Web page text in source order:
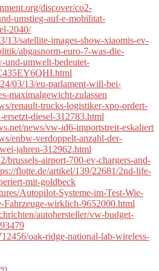
discover/co2-
umstieg-auf-e-mobilitat-
2040/
13/satellite-images-show-xiaomis-ev-
abgasnorm-euro-7-was-die-
und-umwelt-bedeutet-
03/13/eu-parlament-will-bei-
maximalgewicht-zulassen
renault-trucks-logistiker-xpo-ordert-
diesel-312783.html
news/vw-id6-importstreit-eskaliert
enbw-verdoppelt-anzahl-der-
jahren-312962.html
brussels-airport-700-ev-chargers-and-
flotte.de/artikel/139/22681/2nd-life-
mit-goldbeck
Autopilot-Systeme-im-Test-Wie-
Fahrzeuge-wirklich-9652000.html
autohersteller/vw-budget-
oak-ridge-national-lab-wireless-